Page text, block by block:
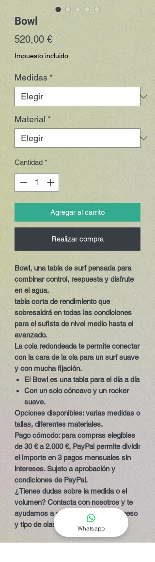
Bowl
520,00 €Precio
Impuesto incluido
Medidas *
Material *
Cantidad *
Agregar al carrito
Realizar compra
Bowl, una tabla de surf pensada para
combinar control, respuesta y disfrute
en el agua.
tabla corta de rendimiento que
sobresaldrá en todas las condiciones
para el sufista de nivel medio hasta el
avanzado.
La cola redondeada te permite conectar
con la cara de la ola para un surf suave
y con mucha fijación.
El Bowl es una tabla para el día a día
Con un solo cóncavo y un rocker
suave.
Opciones disponibles:varias medidas o
tallas, diferentes materiales.
Pago cómodo:para compras elegibles
de 30 € a 2.000 €, PayPal permite dividir
el importe en 3 pagos mensuales sin
intereses. Sujeto a aprobación y
condiciones de PayPal.
¿Tienes dudas sobre la medida o el
volumen? Contacta con nosotros y te
ayudamos a elegir según tu nivel, peso
y tipo de olas.
Whatsapp